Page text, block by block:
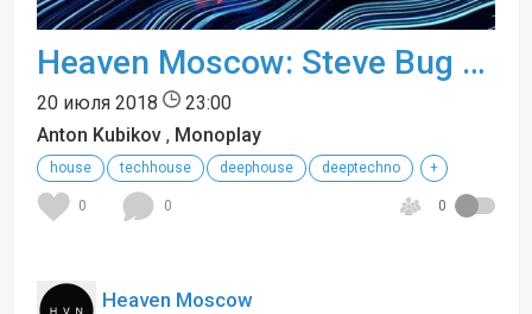
Heaven Moscow: Steve Bug (Poker Flat, DE)
20 июля 2018
23:00
Anton Kubikov , Monoplay
house techhouse deephouse deeptechno +
0 0 0
Heaven Moscow